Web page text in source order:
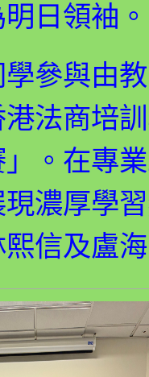
日領袖。
參與由
港法商培
。在專
濃厚學
信及盧